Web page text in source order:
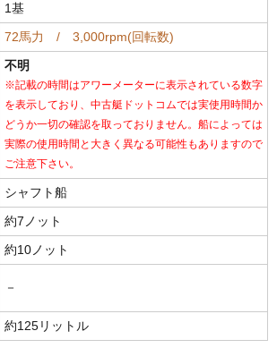
1基
72馬力 / 3,000rpm(回転数)
不明
※記載の時間はアワーメーターに表示されている数字
を表示しており、中古艇ドットコムでは実使用時間か
どうか一切の確認を取っておりません。船によっては
実際の使用時間と大きく異なる可能性もありますので
ご注意下さい。
シャフト船
約7ノット
約10ノット
－
約125リットル